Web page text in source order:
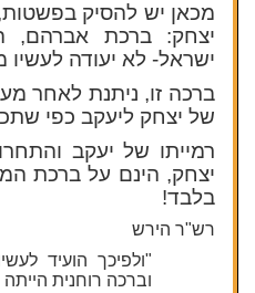
מכאן יש להסיק
יצחק: ברכת אברהם,
ישראל- לא יעודה לעשיו
ברכה זו, ניתנת לאחר
של יצחק ליעקב כפי
רמייתו של יעקב
יצחק, הינם על ברכת
בלבד!
רש"ר הירש
"ולפיכך הועיד
וברכה רוחנית